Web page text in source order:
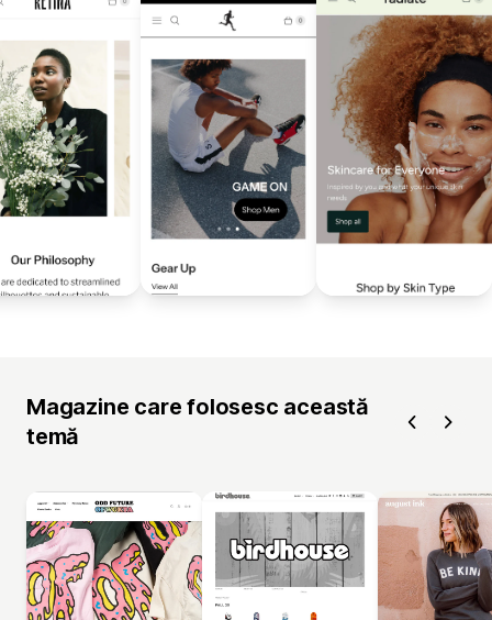
Magazine care folosesc această
temă